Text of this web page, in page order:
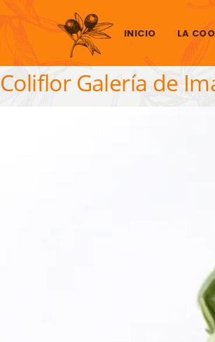
Saltar al contenido
INICIO LA
Coliflor Galería de